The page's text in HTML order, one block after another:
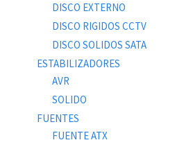
DISCO EXTERNO
DISCO RIGIDOS CCTV
DISCO SOLIDOS SATA
ESTABILIZADORES
AVR
SOLIDO
FUENTES
FUENTE ATX